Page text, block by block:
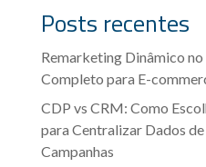
Posts recentes
Remarketing Dinâmico
Completo para E-
CDP vs CRM: Como
para Centralizar Dados
Campanhas